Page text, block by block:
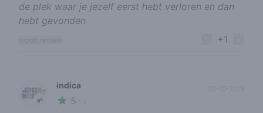
de plek waar je jezelf eerst hebt verloren en dan
hebt gevonden
+1
🌱
indica
5
03-10-2019